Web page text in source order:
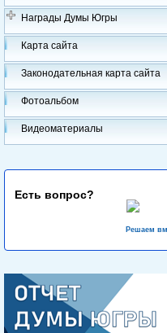
Награды Думы Югры
Карта сайта
Законодательная карта сайта
Фотоальбом
Видеоматериалы
Есть вопрос?
Решаем